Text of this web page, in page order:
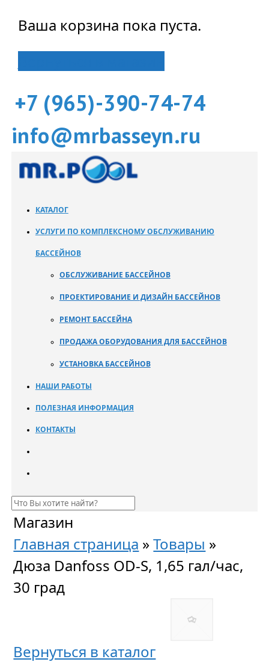
Ваша корзина пока пуста.
+7 (965)-390-74-74
info@mrbasseyn.ru
КАТАЛОГ
УСЛУГИ ПО КОМПЛЕКСНОМУ ОБСЛУЖИВАНИЮ
БАССЕЙНОВ
ОБСЛУЖИВАНИЕ БАССЕЙНОВ
ПРОЕКТИРОВАНИЕ И ДИЗАЙН БАССЕЙНОВ
РЕМОНТ БАССЕЙНА
ПРОДАЖА ОБОРУДОВАНИЯ ДЛЯ БАССЕЙНОВ
УСТАНОВКА БАССЕЙНОВ
НАШИ РАБОТЫ
ПОЛЕЗНАЯ ИНФОРМАЦИЯ
КОНТАКТЫ
Магазин
Главная страница »Товары »
Дюза Danfoss OD-S, 1,65 гал/час,
30 град
Вернуться в каталог